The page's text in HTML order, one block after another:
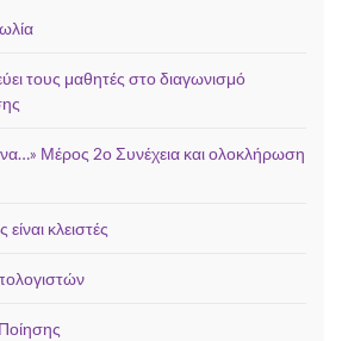
τους μαθητές στο διαγωνισμό
Μέρος 2ο Συνέχεια και ολοκλήρωση
κλειστές